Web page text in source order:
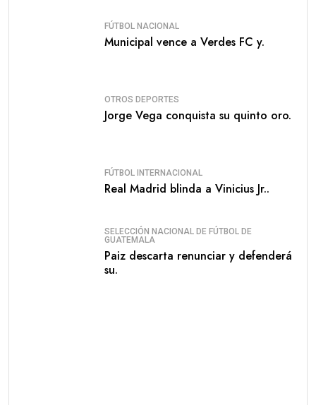
FÚTBOL NACIONAL
Municipal vence a Verdes FC y.
OTROS DEPORTES
Jorge Vega conquista su quinto oro.
FÚTBOL INTERNACIONAL
Real Madrid blinda a Vinicius Jr..
SELECCIÓN NACIONAL DE FÚTBOL DE
GUATEMALA
Paiz descarta renunciar y defenderá
su.